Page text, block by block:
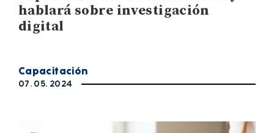
hablará sobre investigación
digital
Capacitación
07. 05. 2024